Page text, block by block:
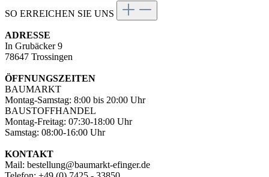
SO ERREICHEN SIE UNS
ADRESSE
In Grubäcker 9
78647 Trossingen
ÖFFNUNGSZEITEN
BAUMARKT
Montag-Samstag: 8:00 bis 20:00 Uhr
BAUSTOFFHANDEL
Montag-Freitag: 07:30-18:00 Uhr
Samstag: 08:00-16:00 Uhr
KONTAKT
Mail: bestellung@baumarkt-efinger.de